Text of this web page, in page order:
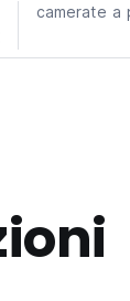
camerate a